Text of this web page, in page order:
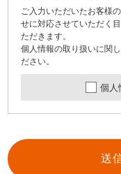
ご入力いただいたお客様
せに対応させていただく
ただきます。
個人情報の取り扱いに関
ださい。
個人
送